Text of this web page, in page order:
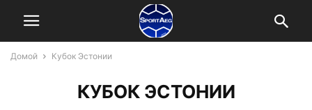
Домой Кубок Эстонии
КУБОК ЭСТОНИИ